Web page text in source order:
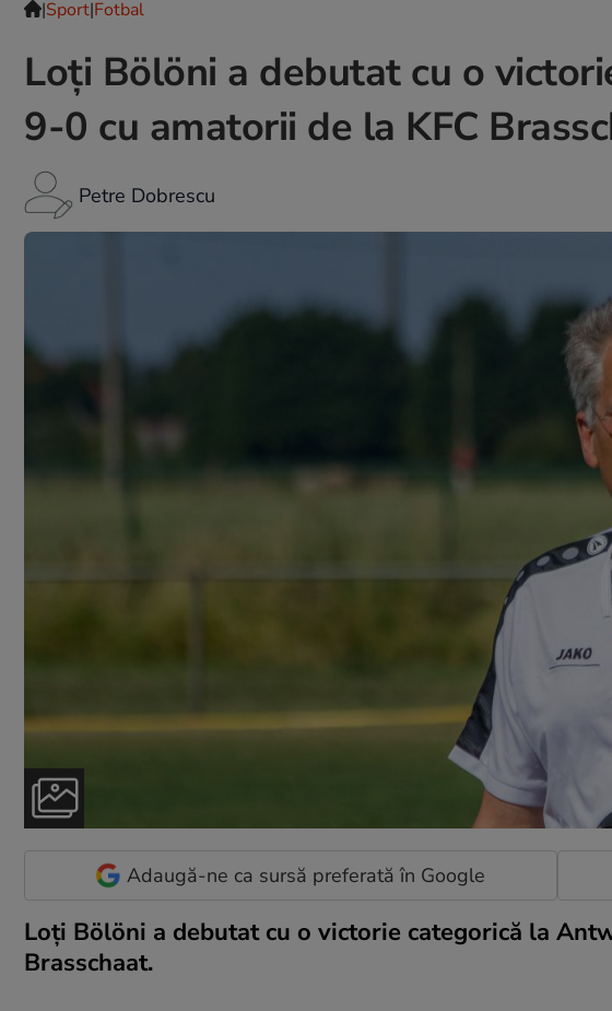
|Sport|Fotbal
Loți Bölöni a debutat cu o
9-0 cu amatorii de la KFC
Petre Dobrescu
Adaugă-ne ca sursă preferată în Google
Loți Bölöni a debutat cu o victorie categorică la
Brasschaat.